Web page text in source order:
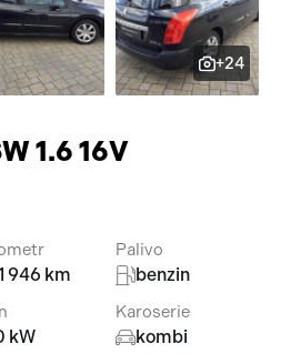
Pracovní stroje
Náhradní díly
Auto a život
Videa
+24
1.6 16V
946 km
Palivo
benzin
kW
Karoserie
kombi